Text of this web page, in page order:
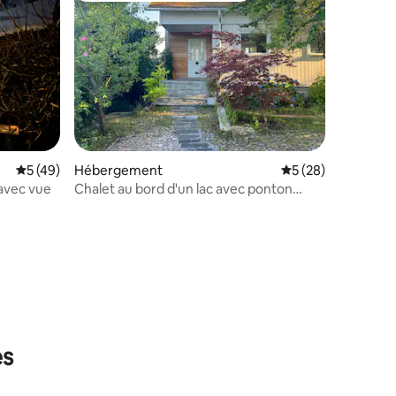
: 4,79 sur 5
Évaluation moyenne sur la base de 49 commentaires : 5 sur 5
5 (49)
vue
Hébergement Évaluation
5 (28)
Chalet au bord d'un lac avec ponton